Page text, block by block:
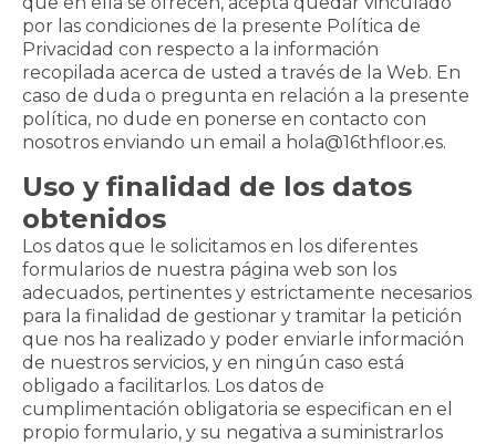
por las condiciones de la presente Política de
Privacidad con respecto a la información
recopilada acerca de usted a través de la Web. En
caso de duda o pregunta en relación a la presente
política, no dude en ponerse en contacto con
nosotros enviando un email a hola@16thfloor.es.
Uso y finalidad de los datos
obtenidos
Los datos que le solicitamos en los diferentes
formularios de nuestra página web son los
adecuados, pertinentes y estrictamente necesarios
para la finalidad de gestionar y tramitar la petición
que nos ha realizado y poder enviarle información
de nuestros servicios, y en ningún caso está
obligado a facilitarlos. Los datos de
cumplimentación obligatoria se especifican en el
propio formulario, y su negativa a suministrarlos